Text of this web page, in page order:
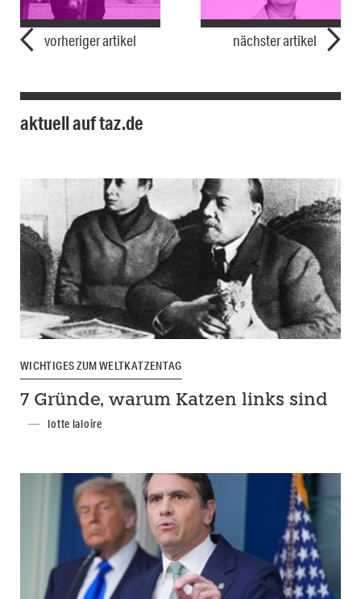
vorheriger artikel nächster artikel
aktuell auf taz.de
WICHTIGES ZUM WELTKATZENTAG
7 Gründe, warum Katzen links sind
lotte laloire